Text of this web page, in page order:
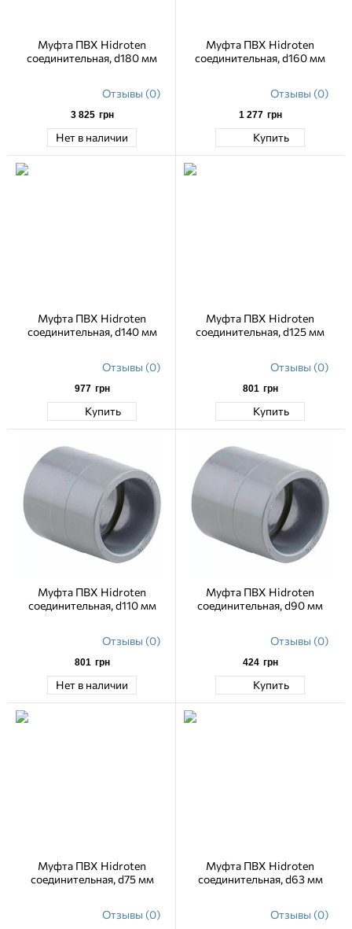
Муфта ПВХ Hidroten
соединительная, d180 мм
Отзывы (0)
3 825 грн
Нет в наличии
Муфта ПВХ Hidroten
соединительная, d160 мм
Отзывы (0)
1 277 грн
Купить
Муфта ПВХ Hidroten
соединительная, d140 мм
Отзывы (0)
977 грн
Купить
Муфта ПВХ Hidroten
соединительная, d125 мм
Отзывы (0)
801 грн
Купить
Муфта ПВХ Hidroten
соединительная, d110 мм
Отзывы (0)
801 грн
Нет в наличии
Муфта ПВХ Hidroten
соединительная, d90 мм
Отзывы (0)
424 грн
Купить
Муфта ПВХ Hidroten
соединительная, d75 мм
Отзывы (0)
Муфта ПВХ Hidroten
соединительная, d63 мм
Отзывы (0)